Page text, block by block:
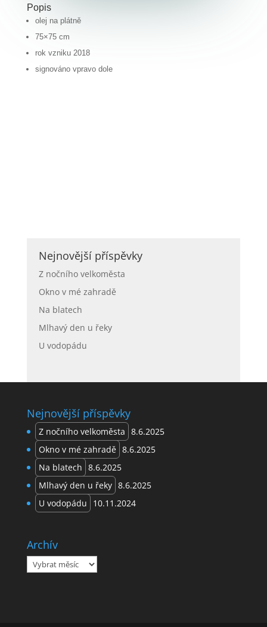
Popis
olej na plátně
75×75 cm
rok vzniku 2018
signováno vpravo dole
Nejnovější příspěvky
Z nočního velkoměsta
Okno v mé zahradě
Na blatech
Mlhavý den u řeky
U vodopádu
Nejnovější příspěvky
Z nočního velkoměsta 8.6.2025
Okno v mé zahradě 8.6.2025
Na blatech 8.6.2025
Mlhavý den u řeky 8.6.2025
U vodopádu
10.11.2024
Archív
Archív